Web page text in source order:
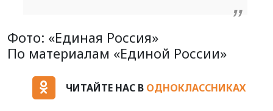
Фото: «Единая Россия»
По материалам «Единой России»
ЧИТАЙТЕ НАС В ОДНОКЛАССНИКАХ